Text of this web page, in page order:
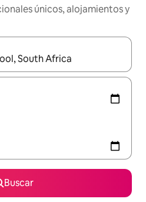
únicos, alojamientos y
disponibles, navega con las
Buscar